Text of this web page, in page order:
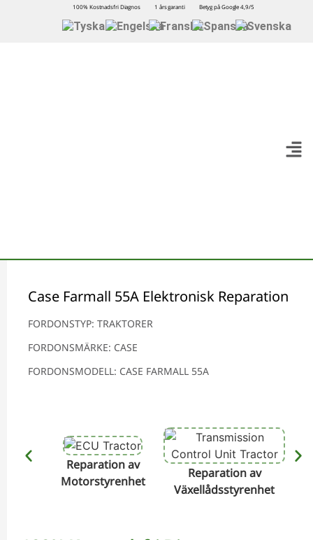
100% Kostnadsfri Diagnos 1 års garanti Betyg på Google 4,9/5
Case Farmall 55A Elektronisk Reparation
FORDONSTYP: TRAKTORER
FORDONSMÄRKE: CASE
FORDONSMODELL: CASE FARMALL 55A
Reparation av
Motorstyrenhet
Reparation av
Växellådsstyrenhet